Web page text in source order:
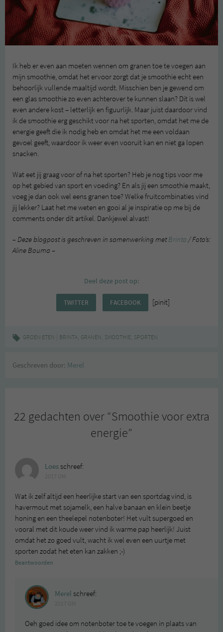
Ik heb er even aan moeten wennen om granen toe te voegen aan
mijn smoothie, omdat het ervoor zorgt dat je smoothie echt een
behoorlijk vullende maaltijd wordt. Misschien ben je gewend om
een glas smoothie zo even achterover te kunnen slaan? Dit is wel
even andere kost – letterlijk en figuurlijk. Maar juist daardoor vind
ik de smoothie erg geschikt voor na het sporten, omdat het me de
energie geeft die ik nodig heb en omdat het me een voldaan
gevoel geeft, waardoor ik weer even vooruit kan en niet ga lopen
snacken.
Wat eet jij graag voor of na het sporten? Heb je nog tips voor me
op het gebied van sport en voeding? En als jij een smoothie maakt,
voeg je dan ook wel eens granen toe? Welke fruitcombinaties vind
jij lekker? Laat het me weten en gooi al je inspiratie op me bij de
comments onder dit artikel. Dankjewel alvast!
– Deze blogpost is geschreven in samenwerking metBrinta/ Foto’s:
Aline Bouma –
Deel deze post op:
TWITTER FACEBOOK [pinit]
GROEN ETEN BRINTA, GRANEN, SMOOTHIE, SPORTEN
Geschreven door: Merel
22 gedachten over “Smoothie voor extra
energie”
Loesschreef:
Wat ik zelf altijd een heerlijke start van een sportdag vind, is
havermout met sojamelk, een halve banaan en klein beetje
honing en een theelepel notenboter! Het vult supergoed en
vooral met dit koude weer vind ik warme pap heerlijk! Juist
omdat het zo goed vult, wacht ik wel even een uurtje met
sporten zodat het eten kan zakken ;-)
Beantwoorden
Merel schreef:
Oeh goed idee om notenboter toe te voegen in plaats van